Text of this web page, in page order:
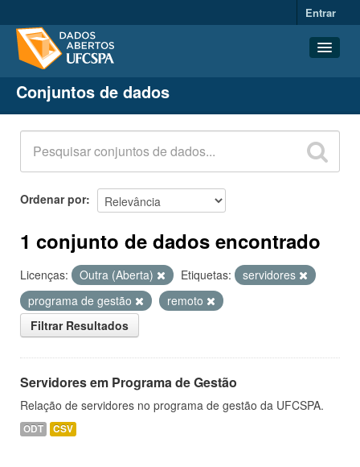
Entrar
Conjuntos de dados
Organizações
Grupos
Sobre
Conjuntos de dados
Ordenar por
1 conjunto de dados encontrado
Licenças: Outra (Aberta) Etiquetas:
servidores
programa de gestão
remoto
Filtrar Resultados
Servidores em Programa de Gestão
Relação de servidores no programa de gestão da UFCSPA.
ODT CSV